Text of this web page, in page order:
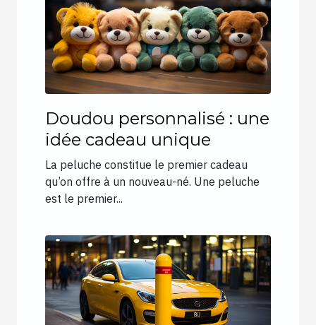
Doudou personnalisé : une
idée cadeau unique
La peluche constitue le premier cadeau
qu’on offre à un nouveau-né. Une peluche
est le premier...